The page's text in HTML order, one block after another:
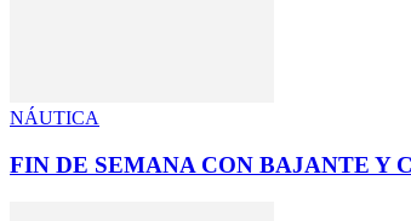
NÁUTICA
FIN DE SEMANA CON BAJANTE Y